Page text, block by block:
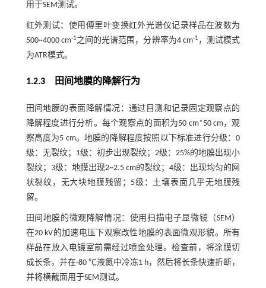
用于SEM测试。
红外测试：使用傅里叶变换红外光谱仪记录样品在波数为
500~4000 cm-1之间的光谱范围，分辨率为4 cm-1 ，测试模式
为ATR模式。
1.2.3 田间地膜的降解行为
田间地膜的表面降解情况：通过目测和记录固定观察点的
降解程度进行分析。每个观察点的面积为50 cm*50 cm，观
察高度为5 cm。地膜的降解程度按照以下标准进行分级：0
级：无裂纹；1级：初步出现裂纹；2级：25%的地膜出现小
裂纹；3级：地膜出现2~2.5 cm的裂纹；4级：出现均匀的网
状裂纹，无大块地膜残留；5级：土壤表面几乎无地膜残
留。
田间地膜的微观降解情况：使用扫描电子显微镜（SEM）
在20 kV的加速电压下观察改性地膜的表面微观形貌。所有
样品在放入电镜室前需经过喷金处理。检查前，将涂膜切
成长条，并在-80 ℃液氮中冷冻1 h，然后将长条快速折断，
并将横截面用于SEM测试。